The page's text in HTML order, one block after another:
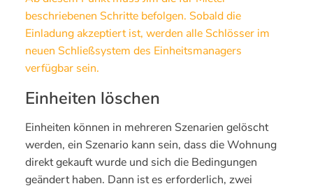
beschriebenen Schritte befolgen. Sobald die
Einladung akzeptiert ist, werden alle Schlösser im
neuen Schließsystem des Einheitsmanagers
verfügbar sein.
Einheiten löschen
Einheiten können in mehreren Szenarien gelöscht
werden, ein Szenario kann sein, dass die Wohnung
direkt gekauft wurde und sich die Bedingungen
geändert haben. Dann ist es erforderlich, zwei